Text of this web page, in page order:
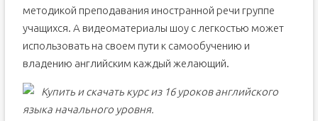
методикой преподавания иностранной речи группе
учащихся. А видеоматериалы шоу с легкостью может
использовать на своем пути к самообучению и
владению английским каждый желающий.
Купить и скачать курс из 16 уроков английского
языка начального уровня.